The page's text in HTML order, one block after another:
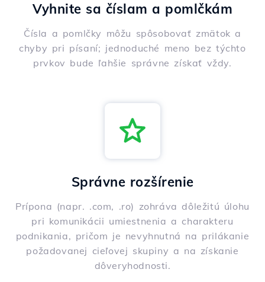
Vyhnite sa číslam a pomlčkám
Čísla a pomlčky môžu spôsobovať zmätok a
chyby pri písaní; jednoduché meno bez týchto
prvkov bude ľahšie správne získať vždy.
Správne rozšírenie
Prípona (napr. .com, .ro) zohráva dôležitú úlohu
pri komunikácii umiestnenia a charakteru
podnikania, pričom je nevyhnutná na prilákanie
požadovanej cieľovej skupiny a na získanie
dôveryhodnosti.